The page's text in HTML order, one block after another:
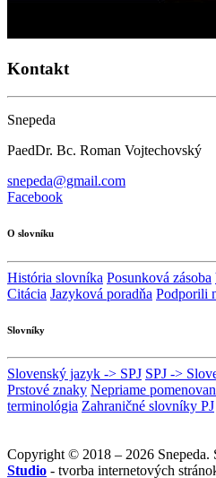
Kontakt
Snepeda
PaedDr. Bc. Roman Vojtechovský
snepeda@gmail.com
Facebook
O slovníku
História slovníka Posunková zásoba
Citácia Jazyková poradňa Podporili
Slovníky
Slovenský jazyk -> SPJ SPJ ->
Prstové znaky Nepriame
terminológia Zahraničné slovníky PJ
Copyright © 2018 – 2026 Snepeda.
Studio - tvorba internetových